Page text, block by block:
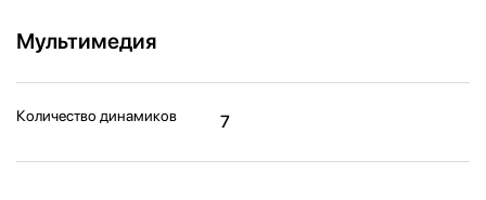
Мультимедия
Количество динамиков 7